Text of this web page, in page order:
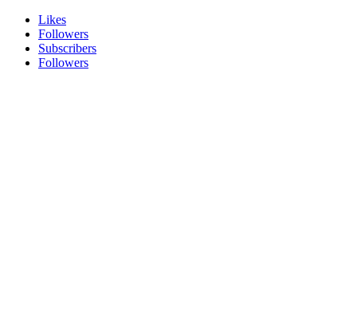
Likes
Followers
Subscribers
Followers